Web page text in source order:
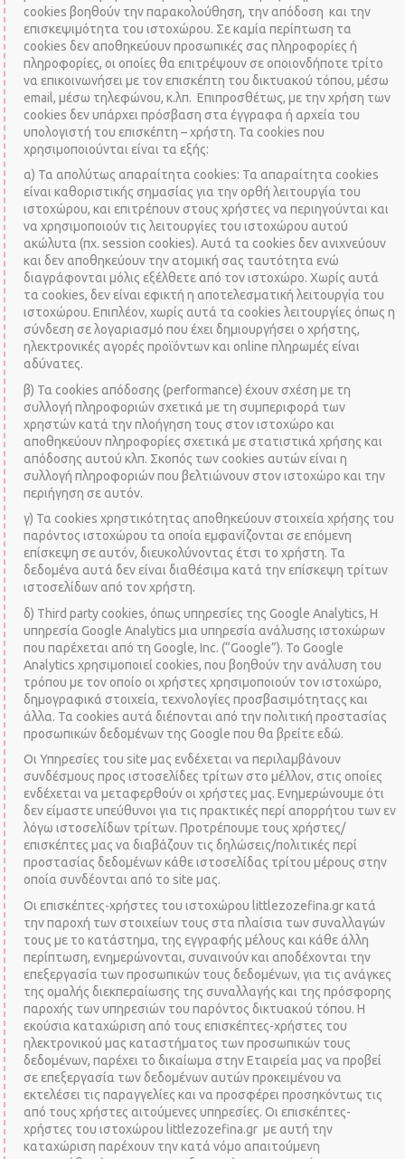
cookies βοηθούν την παρακολούθηση, την απόδοση και την
επισκεψιμότητα του ιστοχώρου. Σε καμία περίπτωση τα
cookies δεν αποθηκεύουν προσωπικές σας πληροφορίες ή
πληροφορίες, οι οποίες θα επιτρέψουν σε οποιονδήποτε τρίτο
να επικοινωνήσει με τον επισκέπτη του δικτυακού τόπου, μέσω
email, μέσω τηλεφώνου, κ.λπ. Επιπροσθέτως, με την χρήση των
cookies δεν υπάρχει πρόσβαση στα έγγραφα ή αρχεία του
υπολογιστή του επισκέπτη – χρήστη. Τα cookies που
χρησιμοποιούνται είναι τα εξής:
α) Τα απολύτως απαραίτητα cookies: Τα απαραίτητα cookies
είναι καθοριστικής σημασίας για την ορθή λειτουργία του
ιστοχώρου, και επιτρέπουν στους χρήστες να περιηγούνται και
να χρησιμοποιούν τις λειτουργίες του ιστοχώρου αυτού
ακώλυτα (πχ. session cookies). Αυτά τα cookies δεν ανιχνεύουν
και δεν αποθηκεύουν την ατομική σας ταυτότητα ενώ
διαγράφονται μόλις εξέλθετε από τον ιστοχώρο. Χωρίς αυτά
τα cookies, δεν είναι εφικτή η αποτελεσματική λειτουργία του
ιστοχώρου. Επιπλέον, χωρίς αυτά τα cookies λειτουργίες όπως η
σύνδεση σε λογαριασμό που έχει δημιουργήσει ο χρήστης,
ηλεκτρονικές αγορές προϊόντων και online πληρωμές είναι
αδύνατες.
β) Τα cookies απόδοσης (performance) έχουν σχέση με τη
συλλογή πληροφοριών σχετικά με τη συμπεριφορά των
χρηστών κατά την πλοήγηση τους στον ιστοχώρο και
αποθηκεύουν πληροφορίες σχετικά με στατιστικά χρήσης και
απόδοσης αυτού κλπ. Σκοπός των cookies αυτών είναι η
συλλογή πληροφοριών που βελτιώνουν στον ιστοχώρο και την
περιήγηση σε αυτόν.
γ) Τα cookies χρηστικότητας αποθηκεύουν στοιχεία χρήσης του
παρόντος ιστοχώρου τα οποία εμφανίζονται σε επόμενη
επίσκεψη σε αυτόν, διευκολύνοντας έτσι το χρήστη. Τα
δεδομένα αυτά δεν είναι διαθέσιμα κατά την επίσκεψη τρίτων
ιστοσελίδων από τον χρήστη.
δ) Τhird party cookies, όπως υπηρεσίες της Google Analytics, Η
υπηρεσία Google Analytics μια υπηρεσία ανάλυσης ιστοχώρων
που παρέχεται από τη Google, Inc. (“Google”). Το Google
Analytics χρησιμοποιεί cookies, που βοηθούν την ανάλυση του
τρόπου με τον οποίο οι χρήστες χρησιμοποιούν τον ιστοχώρο,
δημογραφικά στοιχεία, τεχνολογίες προσβασιμότηταςς και
άλλα. Τα cookies αυτά διέπονται από την πολιτική προστασίας
προσωπικών δεδομένων της Google που θα βρείτεεδώ.
Οι Υπηρεσίες του site μας ενδέχεται να περιλαμβάνουν
συνδέσμους προς ιστοσελίδες τρίτων στο μέλλον, στις οποίες
ενδέχεται να μεταφερθούν οι χρήστες μας. Ενημερώνουμε ότι
δεν είμαστε υπεύθυνοι για τις πρακτικές περί απορρήτου των εν
λόγω ιστοσελίδων τρίτων. Προτρέπουμε τους χρήστες/
επισκέπτες μας να διαβάζουν τις δηλώσεις/πολιτικές περί
προστασίας δεδομένων κάθε ιστοσελίδας τρίτου μέρους στην
οποία συνδέονται από το site μας.
Οι επισκέπτες-χρήστες του ιστοχώρου littlezozefina.gr κατά
την παροχή των στοιχείων τους στα πλαίσια των συναλλαγών
τους με το κατάστημα, της εγγραφής μέλους και κάθε άλλη
περίπτωση, ενημερώνονται, συναινούν και αποδέχονται την
επεξεργασία των προσωπικών τους δεδομένων, για τις ανάγκες
της ομαλής διεκπεραίωσης της συναλλαγής και της πρόσφορης
παροχής των υπηρεσιών του παρόντος δικτυακού τόπου. Η
εκούσια καταχώριση από τους επισκέπτες-χρήστες του
ηλεκτρονικού μας καταστήματος των προσωπικών τους
δεδομένων, παρέχει το δικαίωμα στην Εταιρεία μας να προβεί
σε επεξεργασία των δεδομένων αυτών προκειμένου να
εκτελέσει τις παραγγελίες και να προσφέρει προσηκόντως τις
από τους χρήστες αιτούμενες υπηρεσίες. Οι επισκέπτες-
χρήστες του ιστοχώρου littlezozefina.gr με αυτή την
καταχώριση παρέχουν την κατά νόμο απαιτούμενη